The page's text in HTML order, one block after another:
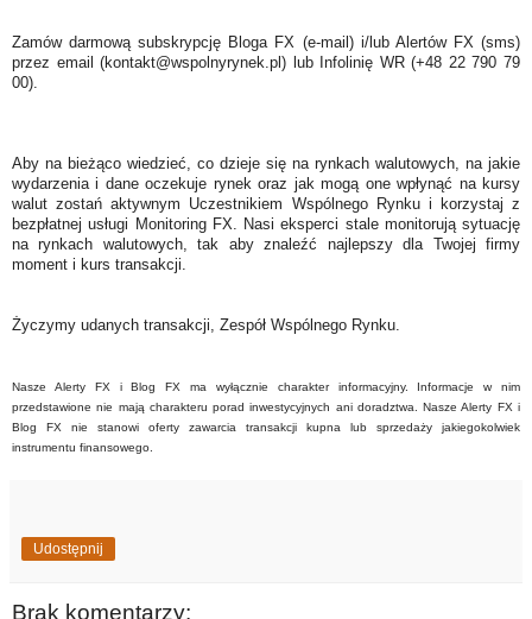
Zamów darmową subskrypcję Bloga FX (e-mail) i/lub Alertów FX (sms)
przez email (kontakt@wspolnyrynek.pl) lub Infolinię WR (+48 22 790 79
00).
Aby na bieżąco wiedzieć, co dzieje się na rynkach walutowych, na jakie
wydarzenia i dane oczekuje rynek oraz jak mogą one wpłynąć na kursy
walut zostań aktywnym Uczestnikiem Wspólnego Rynku i korzystaj z
bezpłatnej usługi Monitoring FX. Nasi eksperci stale monitorują sytuację
na rynkach walutowych, tak aby znaleźć najlepszy dla Twojej firmy
moment i kurs transakcji.
Życzymy udanych transakcji, Zespół Wspólnego Rynku.
Nasze Alerty FX i Blog FX ma wyłącznie charakter informacyjny. Informacje w nim
przedstawione nie mają charakteru porad inwestycyjnych ani doradztwa. Nasze Alerty FX i
Blog FX nie stanowi oferty zawarcia transakcji kupna lub sprzedaży jakiegokolwiek
instrumentu finansowego.
Udostępnij
Brak komentarzy: